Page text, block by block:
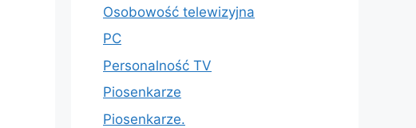
Osobowość telewizyjna
PC
Personalność TV
Piosenkarze
Piosenkarze.